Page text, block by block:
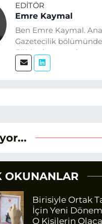
EDITÖR
Emre Kaymal
Ben Emre Kaymal.
Gazetecilik
Eğitim hayatım
üretimi ve arama
OKUNANLAR
Birisiyle Ortak
İçin Yeni
O Kişilerin